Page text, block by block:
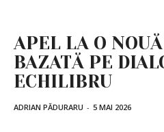
APEL LA O
BAZATĂ PE
ECHILIBRU
ADRIAN PĂDURARU - 5 MAI 2026